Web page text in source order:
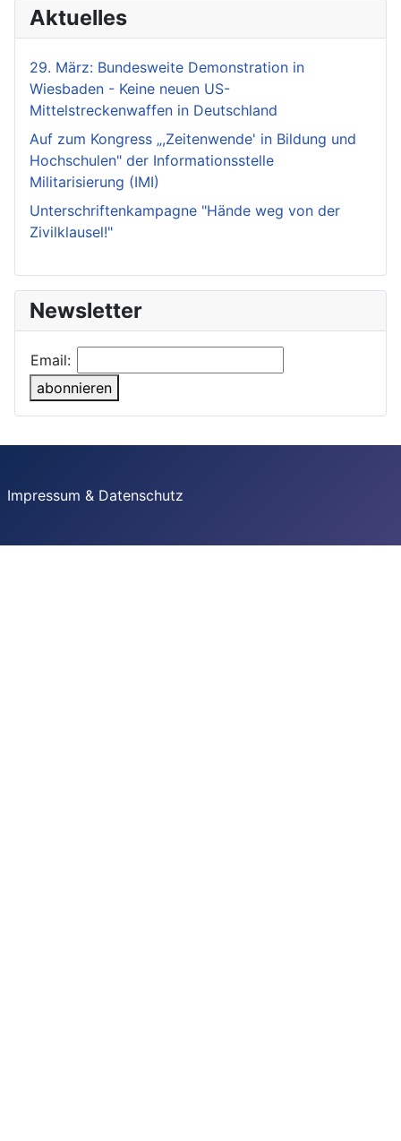
Aktuelles
29. März: Bundesweite Demonstration in
Wiesbaden - Keine neuen US-
Mittelstreckenwaffen in Deutschland
Auf zum Kongress „,Zeitenwende' in Bildung und
Hochschulen" der Informationsstelle
Militarisierung (IMI)
Unterschriftenkampagne "Hände weg von der
Zivilklausel!"
Newsletter
Email:
abonnieren
Impressum & Datenschutz